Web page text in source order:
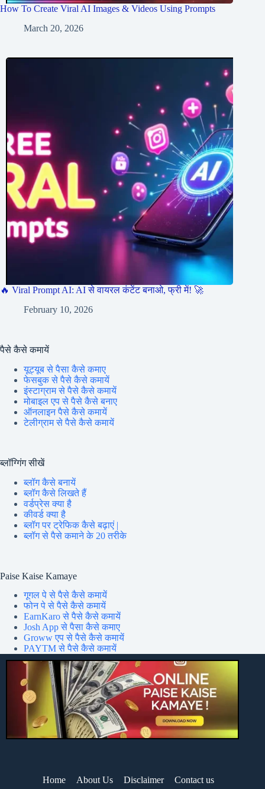
How To Create Viral AI Images & Videos Using Prompts
March 20, 2026
🔥 Viral Prompt AI: AI से वायरल कंटेंट बनाओ, फ्री में! 🚀
February 10, 2026
पैसे कैसे कमायें
यूट्यूब से पैसा कैसे कमाए
फेसबुक से पैसे कैसे कमायें
इंस्टाग्राम से पैसे कैसे कमायें
मोबाइल एप से पैसे कैसे बनाए
ऑनलाइन पैसे कैसे कमायें
टेलीग्राम से पैसे कैसे कमायें
ब्लॉग्गिंग सीखें
ब्लॉग कैसे बनायें
ब्लॉग कैसे लिखते हैं
वर्डप्रेस क्या है
कीवर्ड क्या है
ब्लॉग पर ट्रेफिक कैसे बढ़ाएं |
ब्लॉग से पैसे कमाने के 20 तरीके
Paise Kaise Kamaye
गूगल पे से पैसे कैसे कमायें
फोन पे से पैसे कैसे कमायें
EarnKaro से पैसे कैसे कमायें
Josh App से पैसा कैसे कमाए
Groww एप से पैसे कैसे कमायें
PAYTM से पैसे कैसे कमायें
Home About Us Disclaimer Contact us